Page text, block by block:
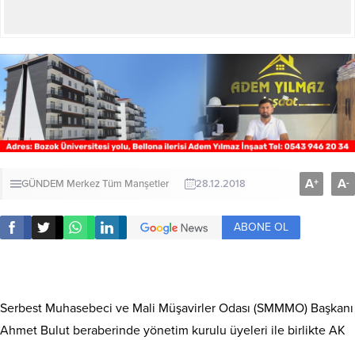
GÜNDEM MerkezTüm Manşetler 28.12.2018 A+ A-
ABONE OL
Serbest Muhasebeci ve Mali Müşavirler Odası (SMMMO) Başkanı
Ahmet Bulut beraberinde yönetim kurulu üyeleri ile birlikte AK